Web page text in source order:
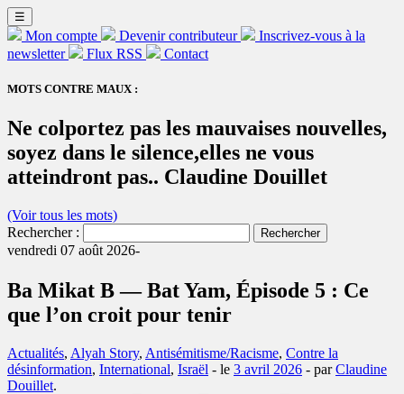
☰
Mon compte Devenir contributeur
Inscrivez-vous à la
newsletter
Flux RSS Contact
MOTS CONTRE MAUX :
Ne colportez pas les mauvaises nouvelles,
soyez dans le silence,elles ne vous
atteindront pas.. Claudine Douillet
(Voir tous les mots)
Rechercher :
vendredi 07 août 2026-
Ba Mikat B — Bat Yam, Épisode 5 : Ce
que l’on croit pour tenir
Actualités, Alyah Story, Antisémitisme/Racisme, Contre la
désinformation, International, Israël - le 3 avril 2026 - parClaudine
Douillet.